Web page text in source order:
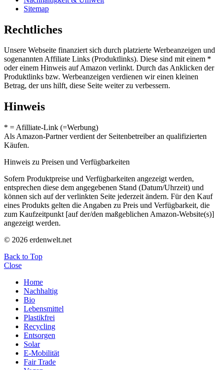
Sitemap
Rechtliches
Unsere Webseite finanziert sich durch platzierte Werbeanzeigen und
sogenannten Affiliate Links (Produktlinks). Diese sind mit einem *
oder einem Hinweis auf Amazon verlinkt. Durch das Anklicken der
Produktlinks bzw. Werbeanzeigen verdienen wir einen kleinen
Betrag, der uns hilft, diese Seite weiter zu verbessern.
Hinweis
* = Afilliate-Link (=Werbung)
Als Amazon-Partner verdient der Seitenbetreiber an qualifizierten
Käufen.
Hinweis zu Preisen und Verfügbarkeiten
Sofern Produktpreise und Verfügbarkeiten angezeigt werden,
entsprechen diese dem angegebenen Stand (Datum/Uhrzeit) und
können sich auf der verlinkten Seite jederzeit ändern. Für den Kauf
eines Produkts gelten die Angaben zu Preis und Verfügbarkeit, die
zum Kaufzeitpunkt [auf der/den maßgeblichen Amazon-Website(s)]
angezeigt werden.
© 2026 erdenwelt.net
Back to Top
Close
Home
Nachhaltig
Bio
Lebensmittel
Plastikfrei
Recycling
Entsorgen
Solar
E-Mobilität
Fair Trade